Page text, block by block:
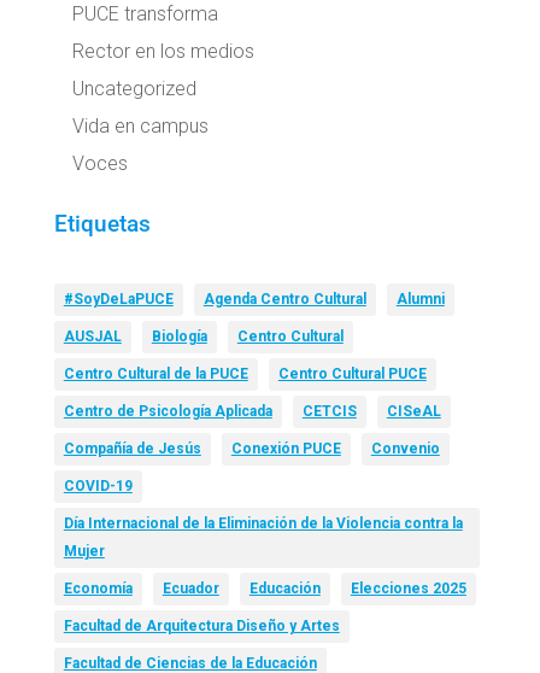
PUCE transforma
Rector en los medios
Uncategorized
Vida en campus
Voces
Etiquetas
#SoyDeLaPUCE Agenda Centro Cultural Alumni
AUSJAL Biología Centro Cultural
Centro Cultural de la PUCE Centro Cultural PUCE
Centro de Psicología Aplicada CETCIS CISeAL
Compañía de Jesús Conexión PUCE Convenio
COVID-19
Día Internacional de la Eliminación de la Violencia contra la
Mujer
Economía Ecuador Educación Elecciones 2025
Facultad de Arquitectura Diseño y Artes
Facultad de Ciencias de la Educación